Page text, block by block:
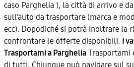
caso Parghelia ), la città di arrivo e
sull’auto da trasportare (marca e
ecc). Dopodiché si potrà inoltrare la
confrontare le offerte disponibili. I
Trasportami a Parghelia Trasportami
di tutti. Chiunque può navigare sul